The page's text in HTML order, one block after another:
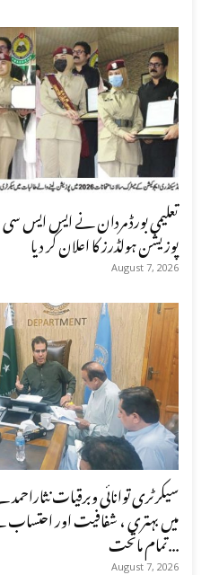
پوزیشن ہولڈرز کا اعلان کر دیا
August 7, 2026
سیکرٹری توانائی وبرقیات
میں بہتری ، شفافیت اور
تمام ماتحت...
August 7, 2026